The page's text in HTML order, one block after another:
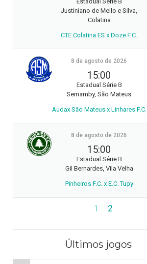
Justiniano de Mello e Silva,
Colatina
CTE Colatina ES x Doze F.C.
8 de agosto de 2026
15:00
Estadual Série B
Sernamby, São Mateus
Audax São Mateus x Linhares F.C.
8 de agosto de 2026
15:00
Estadual Série B
Gil Bernardes, Vila Velha
Pinheiros F.C. x E.C. Tupy
1 2
Últimos jogos